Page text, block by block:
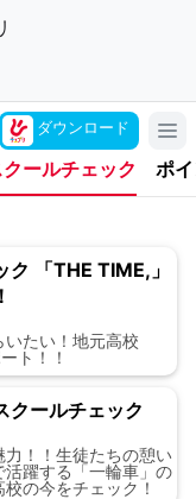
について
ト
ル
ダウンロード
ールチェック ポ
「THE TIME,」
たい！地元高校
ト！！
クールチェック
！！生徒たちの憩い
躍する「一輪車」の
の今をチェック！